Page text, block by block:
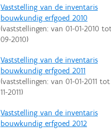
Vaststelling van de inventaris
bouwkundig erfgoed 2010
(vaststellingen: van 01-01-2010
09-2010)
Vaststelling van de inventaris
bouwkundig erfgoed 2011
(vaststellingen: van 01-01-2011 tot
11-2011)
Vaststelling van de inventaris
bouwkundig erfgoed 2012